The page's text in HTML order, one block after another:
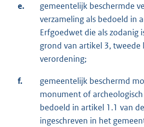
e.
gemeentelijk beschermde
verzameling als bedoeld in
Erfgoedwet die als zodanig
grond van artikel 3, tweede
verordening;
f.
gemeentelijk beschermd
monument of
bedoeld in artikel 1.1 van
ingeschreven in het